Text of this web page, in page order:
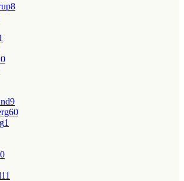
8
0
9
60
1
11